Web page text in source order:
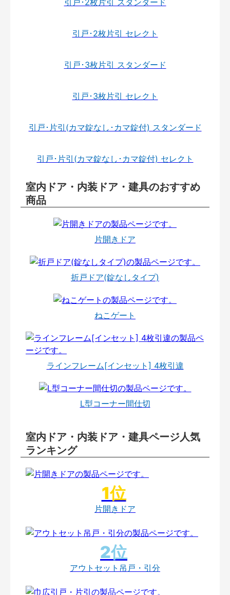
引戸･2枚片引 セレクト
引戸･3枚片引 スタンダード
引戸･3枚片引 セレクト
引戸･片引(カマ錠なし･カマ錠付) スタンダード
引戸･片引(カマ錠なし･カマ錠付) セレクト
室内ドア・内装ドア・建具のおすすめ
商品
片開きドア
折戸ドア(錠なしタイプ)
ねこゲート
ラインフレーム[インセット] 4枚引違
L型コーナー間仕切
室内ドア・内装ドア・建具ページ人気
ランキング
片開きドア
アウトセット吊戸・引分